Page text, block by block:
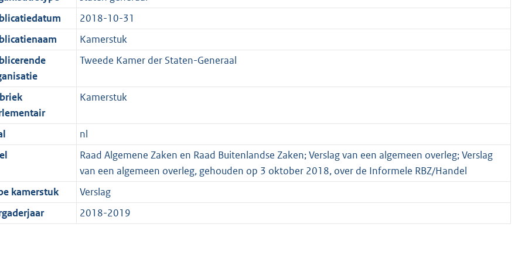
2018-10-31
Kamerstuk
Tweede Kamer der Staten-Generaal
Kamerstuk
nl
Raad Algemene Zaken en Raad Buitenlandse Zaken; Verslag van een algemeen overleg; Verslag
van een algemeen overleg, gehouden op 3 oktober 2018, over de Informele RBZ/Handel
kamerstuk
Verslag
2018-2019